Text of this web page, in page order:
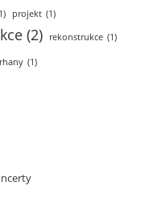
projekt (1)
(2) rekonstrukce (1)
(1)